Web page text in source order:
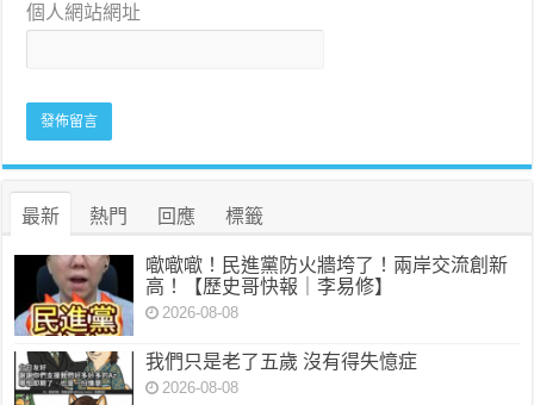
個人網站網址
最新 熱門 回應 標籤
噷噷噷！民進黨防火牆垮了！兩岸交流創新
高！【歷史哥快報｜李易修】
2026-08-08
我們只是老了五歲 沒有得失憶症
2026-08-08